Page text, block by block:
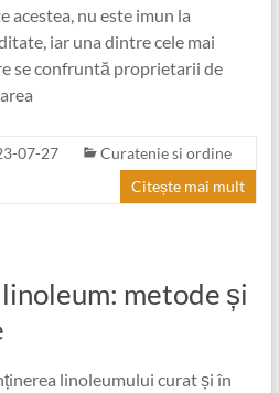
acestea, nu este imun la
iar una dintre cele mai
se confruntă proprietarii de
07-27
Curatenie si ordine
Citește mai mult
metode și
linoleumului curat și în